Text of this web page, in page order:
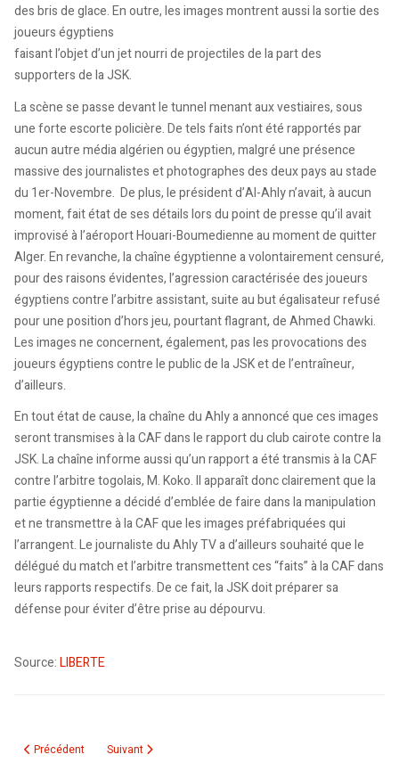
des bris de glace. En outre, les images montrent aussi la sortie des
joueurs égyptiens
faisant l’objet d’un jet nourri de projectiles de la part des
supporters de la JSK.
La scène se passe devant le tunnel menant aux vestiaires, sous
une forte escorte policière. De tels faits n’ont été rapportés par
aucun autre média algérien ou égyptien, malgré une présence
massive des journalistes et photographes des deux pays au stade
du 1er-Novembre. De plus, le président d’Al-Ahly n’avait, à aucun
moment, fait état de ses détails lors du point de presse qu’il avait
improvisé à l’aéroport Houari-Boumedienne au moment de quitter
Alger. En revanche, la chaîne égyptienne a volontairement censuré,
pour des raisons évidentes, l’agression caractérisée des joueurs
égyptiens contre l’arbitre assistant, suite au but égalisateur refusé
pour une position d’hors jeu, pourtant flagrant, de Ahmed Chawki.
Les images ne concernent, également, pas les provocations des
joueurs égyptiens contre le public de la JSK et de l’entraîneur,
d’ailleurs.
En tout état de cause, la chaîne du Ahly a annoncé que ces images
seront transmises à la CAF dans le rapport du club cairote contre la
JSK. La chaîne informe aussi qu’un rapport a été transmis à la CAF
contre l’arbitre togolais, M. Koko. Il apparaît donc clairement que la
partie égyptienne a décidé d’emblée de faire dans la manipulation
et ne transmettre à la CAF que les images préfabriquées qui
l’arrangent. Le journaliste du Ahly TV a d’ailleurs souhaité que le
délégué du match et l’arbitre transmettent ces “faits” à la CAF dans
leurs rapports respectifs. De ce fait, la JSK doit préparer sa
défense pour éviter d’être prise au dépourvu.
Source:LIBERTE
Article précédent : Six mois environ après son éviction de l'EN.
Précédent Article suivant : Les sites de la FAF et de la JSK piratés
Suivant